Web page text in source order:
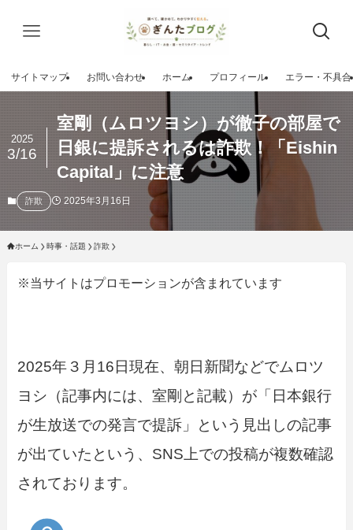
サイトマップ お問い合わせ ホーム プロフィール エラー・不具合
室剛（ムロツヨシ）が徹子の部屋で
日銀に提訴されるは詐欺！「Eishin
Capital」に注意
2025
3/16
詐欺 2025年3月16日
ホーム 時事・話題 詐欺
※当サイトはプロモーションが含まれています
2025年３月16日現在、朝日新聞などでムロツ
ヨシ（記事内には、室剛と記載）が「日本銀行
が生放送での発言で提訴」という見出しの記事
が出ていたという、SNS上での投稿が複数確認
されております。